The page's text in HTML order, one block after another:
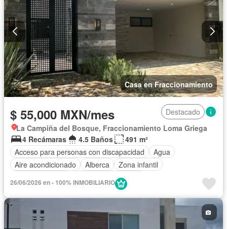
Sin amueblar
Casa en Fraccionamiento
$ 55,000 MXN/mes
Destacado
La Campiña del Bosque, Fraccionamiento Loma Griega
4 Recámaras
4.5 Baños
491 m²
Acceso para personas con discapacidad
Agua
Aire acondicionado
Alberca
Zona infantil
Caseta de vigilancia
Cisterna
Cocina equipada
Cuarto de servicio
Electricidad
Estacionamiento Gas natural
26/06/2026 en - 100% INMOBILIARIO